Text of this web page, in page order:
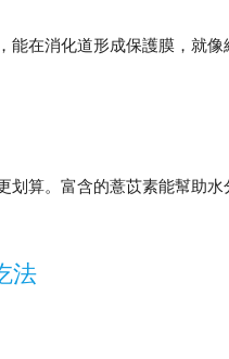
能在消化道形成保護膜，就
划算。富含的薏苡素能幫助
法